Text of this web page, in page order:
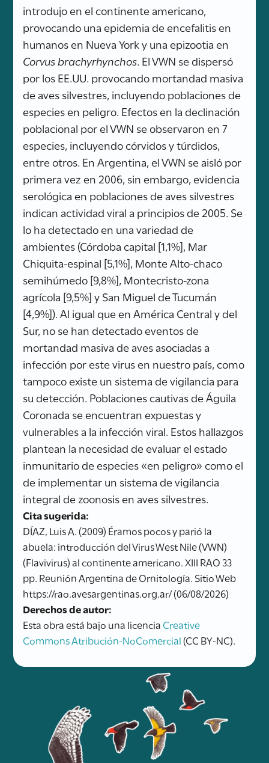
introdujo en el continente americano,
provocando una epidemia de encefalitis en
humanos en Nueva York y una epizootia en
Corvus brachyrhynchos. El VWN se dispersó
por los EE.UU. provocando mortandad masiva
de aves silvestres, incluyendo poblaciones de
especies en peligro. Efectos en la declinación
poblacional por el VWN se observaron en 7
especies, incluyendo córvidos y túrdidos,
entre otros. En Argentina, el VWN se aisló por
primera vez en 2006, sin embargo, evidencia
serológica en poblaciones de aves silvestres
indican actividad viral a principios de 2005. Se
lo ha detectado en una variedad de
ambientes (Córdoba capital [1,1%], Mar
Chiquita-espinal [5,1%], Monte Alto-chaco
semihúmedo [9,8%], Montecristo-zona
agrícola [9,5%] y San Miguel de Tucumán
[4,9%]). Al igual que en América Central y del
Sur, no se han detectado eventos de
mortandad masiva de aves asociadas a
infección por este virus en nuestro país, como
tampoco existe un sistema de vigilancia para
su detección. Poblaciones cautivas de Águila
Coronada se encuentran expuestas y
vulnerables a la infección viral. Estos hallazgos
plantean la necesidad de evaluar el estado
inmunitario de especies «en peligro» como el
de implementar un sistema de vigilancia
integral de zoonosis en aves silvestres.
Cita sugerida:
DÍAZ, Luis A. (2009) Éramos pocos y parió la
abuela: introducción del Virus West Nile (VWN)
(Flavivirus) al continente americano. XIII RAO 33
pp. Reunión Argentina de Ornitología. Sitio Web
https://rao.avesargentinas.org.ar/ (06/08/2026)
Derechos de autor:
Esta obra está bajo una licencia Creative
Commons Atribución-NoComercial(CC BY-NC).